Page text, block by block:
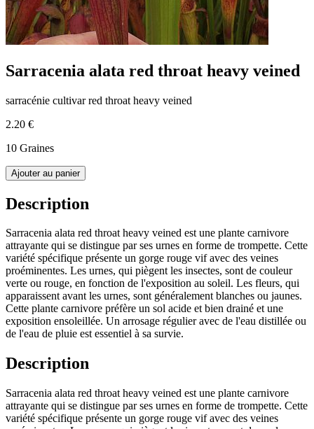
Sarracenia alata red throat heavy veined
sarracénie cultivar red throat heavy veined
2.20 €
10 Graines
Ajouter au panier
Description
Sarracenia alata red throat heavy veined est une plante carnivore
attrayante qui se distingue par ses urnes en forme de trompette. Cette
variété spécifique présente un gorge rouge vif avec des veines
proéminentes. Les urnes, qui piègent les insectes, sont de couleur
verte ou rouge, en fonction de l'exposition au soleil. Les fleurs, qui
apparaissent avant les urnes, sont généralement blanches ou jaunes.
Cette plante carnivore préfère un sol acide et bien drainé et une
exposition ensoleillée. Un arrosage régulier avec de l'eau distillée ou
de l'eau de pluie est essentiel à sa survie.
Description
Sarracenia alata red throat heavy veined est une plante carnivore
attrayante qui se distingue par ses urnes en forme de trompette. Cette
variété spécifique présente un gorge rouge vif avec des veines